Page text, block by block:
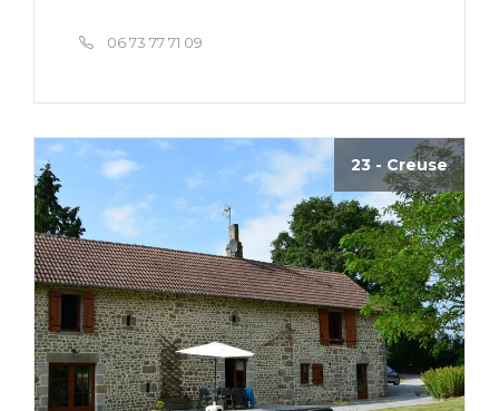
06 73 77 71 09
23 - Creuse